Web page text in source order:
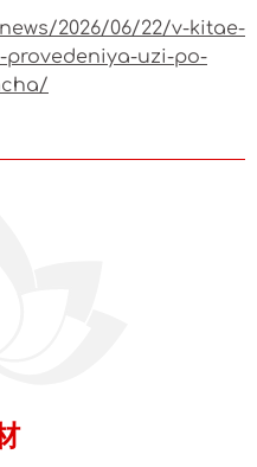
2026/06/22/v-kitae-
uzi-po-